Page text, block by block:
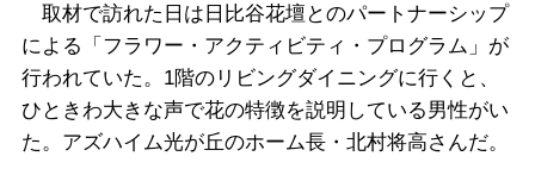
取材で訪れた日は日比谷花壇とのパートナーシップ
による「フラワー・アクティビティ・プログラム」が
行われていた。1階のリビングダイニングに行くと、
ひときわ大きな声で花の特徴を説明している男性がい
た。アズハイム光が丘のホーム長・北村将高さんだ。